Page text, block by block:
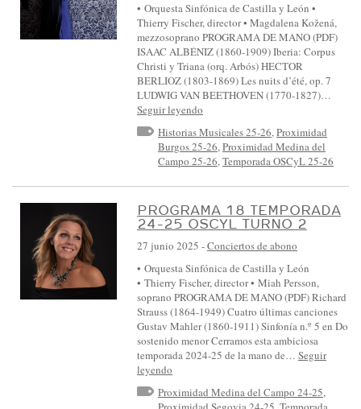
• Orquesta Sinfónica de Castilla y León •
Thierry Fischer, director • Magdalena Kožená,
mezzosoprano PROGRAMA DE MANO (PDF)
ISAAC ALBÉNIZ (1860-1909) Iberia: Corpus
Christi y Triana (orq. Arbós) HECTOR
BERLIOZ (1803-1869) Les nuits d’été, op. 7
LUDWIG VAN BEETHOVEN (1770-1827)…
Seguir leyendo
Historias Musicales 25-26,Proximidad
Burgos 25-26,Proximidad Medina del
Campo 25-26,Temporada OSCyL 25-26
PROGRAMA 18 TEMPORADA
24-25 OSCYL TURNO 2
27 junio 2025 -Conciertos de abono
• Orquesta Sinfónica de Castilla y León
• Thierry Fischer, director • Miah Persson,
soprano PROGRAMA DE MANO (PDF) Richard
Strauss (1864-1949) Cuatro últimas canciones
Gustav Mahler (1860-1911) Sinfonía n.º 5 en Do
sostenido menor Cerramos esta ambiciosa
temporada 2024-25 de la mano de… Seguir
leyendo
Proximidad Medina del Campo 24-25,